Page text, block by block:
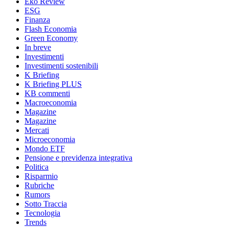
ESG
Finanza
Flash Economia
Green Economy
In breve
Investimenti
Investimenti sostenibili
K Briefing
K Briefing PLUS
KB commenti
Macroeconomia
Magazine
Magazine
Mercati
Microeconomia
Mondo ETF
Pensione e previdenza integrativa
Politica
Risparmio
Rubriche
Rumors
Sotto Traccia
Tecnologia
Trends